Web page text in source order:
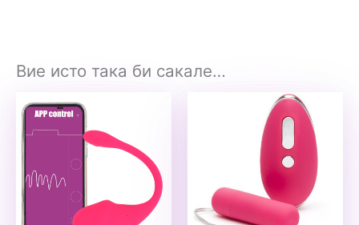
Вие исто така би сакале…